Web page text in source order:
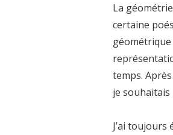
La
certaine
temps.
je
J’ai